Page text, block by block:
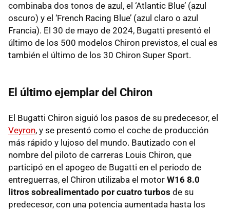
combinaba dos tonos de azul, el ‘Atlantic Blue’ (azul
oscuro) y el ‘French Racing Blue’ (azul claro o azul
Francia). El 30 de mayo de 2024, Bugatti presentó el
último de los 500 modelos Chiron previstos, el cual es
también el último de los 30 Chiron Super Sport.
El último ejemplar del Chiron
El Bugatti Chiron siguió los pasos de su predecesor, el
Veyron, y se presentó como el coche de producción
más rápido y lujoso del mundo. Bautizado con el
nombre del piloto de carreras Louis Chiron, que
participó en el apogeo de Bugatti en el periodo de
entreguerras, el Chiron utilizaba el motor W16 8.0
litros sobrealimentado por cuatro turbos de su
predecesor, con una potencia aumentada hasta los